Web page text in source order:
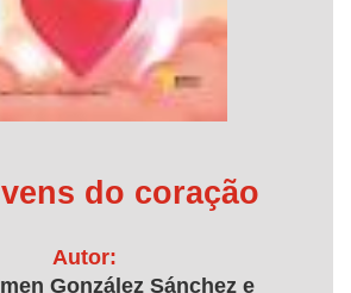
do coração
Autor:
González Sánchez e